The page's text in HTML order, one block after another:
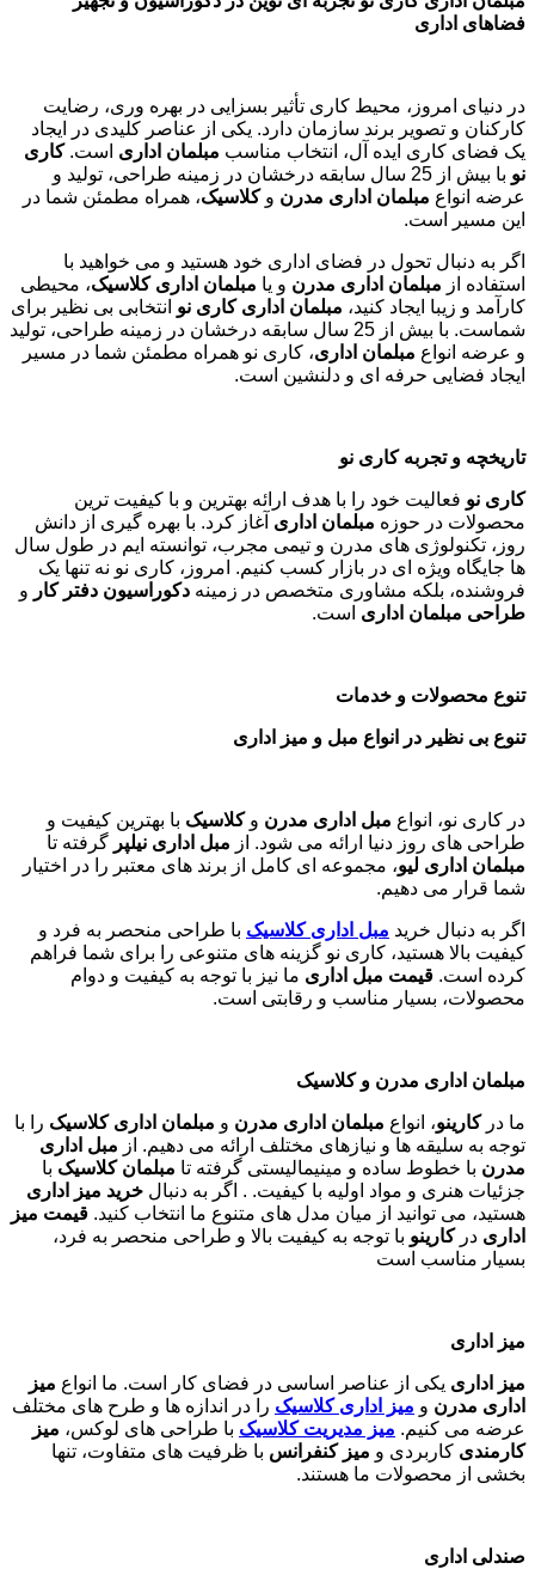
فضاهای اداری
در دنیای امروز، محیط کاری تأثیر بسزایی در بهره وری، رضایت
کارکنان و تصویر برند سازمان دارد. یکی از عناصر کلیدی در ایجاد
یک فضای کاری ایده آل، انتخاب مناسب مبلمان اداری است.کاری
نو
با بیش از 25 سال سابقه درخشان در زمینه طراحی، تولید و
عرضه انواع مبلمان اداری مدرن وکلاسیک، همراه مطمئن شما در
این مسیر است.
اگر به دنبال تحول در فضای اداری خود هستید و می خواهید با
استفاده از مبلمان اداری مدرن و یا مبلمان اداری کلاسیک، محیطی
کارآمد و زیبا ایجاد کنید، مبلمان اداری کاری نو انتخابی بی نظیر برای
شماست. با بیش از 25 سال سابقه درخشان در زمینه طراحی، تولید
و عرضه انواع مبلمان اداری، کاری نو همراه مطمئن شما در مسیر
ایجاد فضایی حرفه ای و دلنشین است.
تاریخچه و تجربه کاری نو
کاری نو فعالیت خود را با هدف ارائه بهترین و با کیفیت ترین
محصولات در حوزه مبلمان اداری آغاز کرد. با بهره گیری از دانش
روز، تکنولوژی های مدرن و تیمی مجرب، توانسته ایم در طول سال
ها جایگاه ویژه ای در بازار کسب کنیم. امروز، کاری نو نه تنها یک
فروشنده، بلکه مشاوری متخصص در زمینه دکوراسیون دفتر کار و
طراحی مبلمان اداری است.
تنوع محصولات و خدمات
تنوع بی نظیر در انواع مبل و میز اداری
در کاری نو، انواع مبل اداری مدرن وکلاسیک با بهترین کیفیت و
طراحی های روز دنیا ارائه می شود. از مبل اداری نیلپر گرفته تا
مبلمان اداری لیو، مجموعه ای کامل از برند های معتبر را در اختیار
شما قرار می دهیم.
اگر به دنبال خرید مبل اداری کلاسیک با طراحی منحصر به فرد و
کیفیت بالا هستید، کاری نو گزینه های متنوعی را برای شما فراهم
کرده است. قیمت مبل اداری ما نیز با توجه به کیفیت و دوام
محصولات، بسیار مناسب و رقابتی است.
مبلمان اداری مدرن و کلاسیک
ما درکارینو، انواع مبلمان اداری مدرن و مبلمان اداری کلاسیک را با
توجه به سلیقه ها و نیازهای مختلف ارائه می دهیم. از مبل اداری
مدرن با خطوط ساده و مینیمالیستی گرفته تا مبلمان کلاسیک با
جزئیات هنری و مواد اولیه با کیفیت. . اگر به دنبال خرید میز اداری
هستید، می توانید از میان مدل های متنوع ما انتخاب کنید. قیمت میز
اداری درکارینو با توجه به کیفیت بالا و طراحی منحصر به فرد،
بسیار مناسب است
میز اداری
میز اداری یکی از عناصر اساسی در فضای کار است. ما انواع میز
اداری مدرن و میز اداری کلاسیک را در اندازه ها و طرح های مختلف
عرضه می کنیم. میز مدیریت کلاسیک با طراحی های لوکس، میز
کارمندی کاربردی و میز کنفرانس با ظرفیت های متفاوت، تنها
بخشی از محصولات ما هستند.
صندلی اداری